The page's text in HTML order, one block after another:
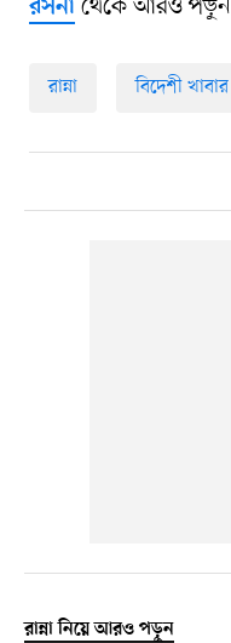
রসনা থেকে আরও পড়ুন
রান্না বিদেশী খাবার
রান্না নিয়ে আরও পড়ুন